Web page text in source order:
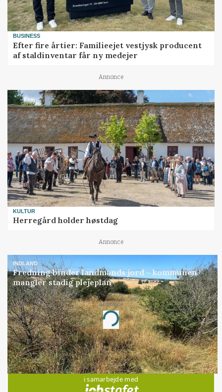
BUSINESS
Efter fire årtier: Familieejet vestjysk producent
af staldinventar får ny medejer
Annonce
KULTUR
Herregård holder høstdag
Annonce
INDLAND
Fredning binder landmands jord – kommunen
mangler stadig plejeplan
Annonce
Loading...
Jobs
i samarbejde med